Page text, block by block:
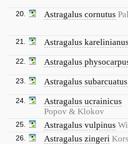
20. Astragalus cornutus
21. Astragalus
22. Astragalus
23. Astragalus subarcuatus
24.
Astragalus ucrainicus
Popov & Klokov
25. Astragalus vulpinus
26. Astragalus zingeri